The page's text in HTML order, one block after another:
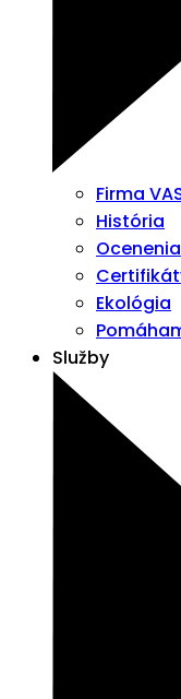
Firma
História
Ocenenia
Ekológia
Služby